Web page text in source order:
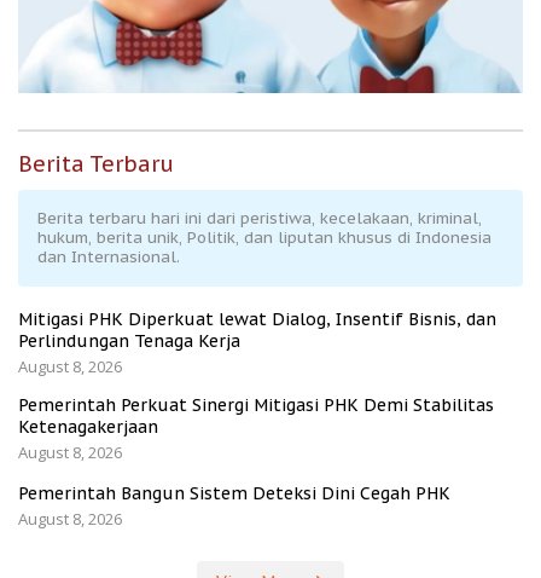
Berita Terbaru
Berita terbaru hari ini dari peristiwa, kecelakaan, kriminal,
hukum, berita unik, Politik, dan liputan khusus di Indonesia
dan Internasional.
Mitigasi PHK Diperkuat lewat Dialog, Insentif Bisnis, dan
Perlindungan Tenaga Kerja
August 8, 2026
Pemerintah Perkuat Sinergi Mitigasi PHK Demi Stabilitas
Ketenagakerjaan
August 8, 2026
Pemerintah Bangun Sistem Deteksi Dini Cegah PHK
August 8, 2026